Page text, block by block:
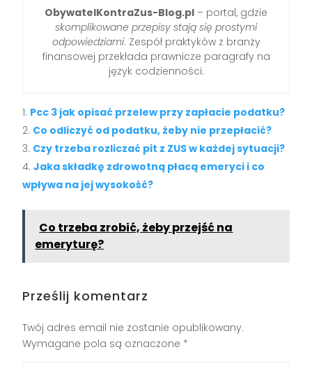
ObywatelKontraZus-Blog.pl – portal, gdzie
skomplikowane przepisy stają się prostymi
odpowiedziami. Zespół praktyków z branży
finansowej przekłada prawnicze paragrafy na
język codzienności.
Pcc 3 jak opisać przelew przy zapłacie podatku?
Co odliczyć od podatku, żeby nie przepłacić?
Czy trzeba rozliczać pit z ZUS w każdej sytuacji?
Jaka składkę zdrowotną płacą emeryci i co
wpływa na jej wysokość?
Co trzeba zrobić, żeby przejść na
emeryturę?
Prześlij komentarz
Twój adres email nie zostanie opublikowany.
Wymagane pola są oznaczone *